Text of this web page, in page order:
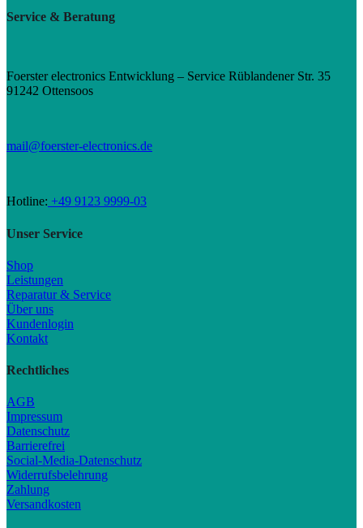
Service & Beratung
Foerster electronics Entwicklung – Service Rüblandener Str. 35
91242 Ottensoos
mail@foerster-electronics.de
Hotline: +49 9123 9999-03
Unser Service
Shop
Leistungen
Reparatur & Service
Über uns
Kundenlogin
Kontakt
Rechtliches
AGB
Impressum
Datenschutz
Barrierefrei
Social-Media-Datenschutz
Widerrufsbelehrung
Zahlung
Versandkosten